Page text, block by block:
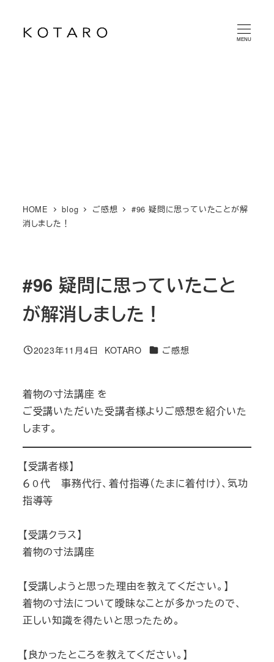
MENU
HOME blog ご感想
#96 疑問に思っていたことが解
消しました！
#96 疑問に思っていたこと
が解消しました！
投稿日
2023年11月4日
著
KOTARO カテゴリー
ご感想
着物の寸法講座 を
ご受講いただいた受講者様よりご感想を紹介いた
します。
【受講者様】
６０代 事務代行、着付指導（たまに着付け）、気功
指導等
【受講クラス】
着物の寸法講座
【受講しようと思った理由を教えてください。】
着物の寸法について曖昧なことが多かったので、
正しい知識を得たいと思ったため。
【良かったところを教えてください。】